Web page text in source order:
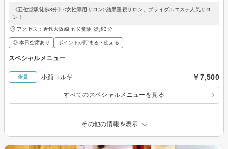
《五位堂駅徒歩3分》<女性専用サロン>結果重視サロン。ブライダルエステ人気サロ
ン！
アクセス：近鉄大阪線 五位堂駅 徒歩3分
◎ 本日空席あり ポイントが貯まる・使える
スペシャルメニュー
全員 小顔コルギ ￥7,500
すべてのスペシャルメニューを見る
その他の情報を表示